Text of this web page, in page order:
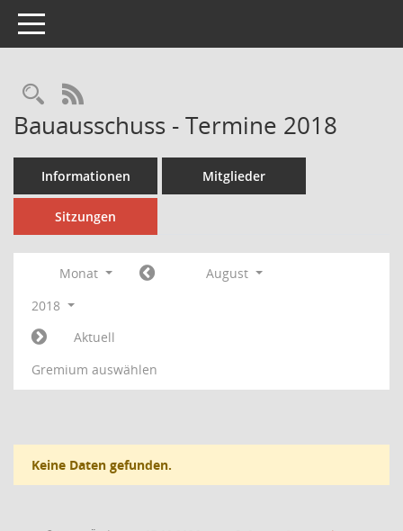
Toggle navigation
Rechercheauswahl
RSS-Feed
Bauausschuss - Termine 2018
Informationen Mitglieder
Sitzungen
Monat
August
2018
Aktuell
Gremium auswählen
Keine Daten gefunden.